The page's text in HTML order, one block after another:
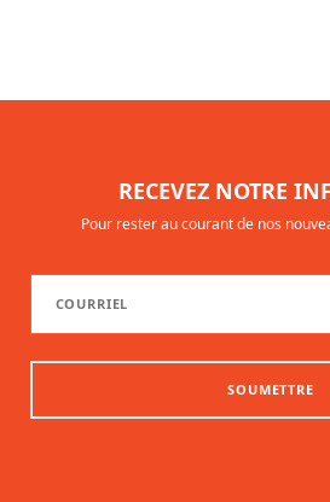
RECEVEZ NOTRE
Pour rester au courant de nos
SOUMETTRE